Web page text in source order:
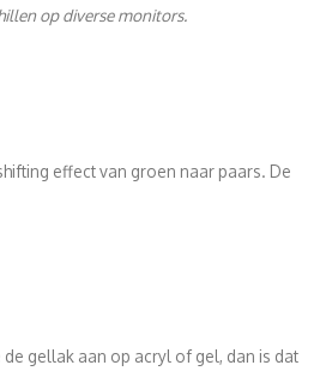
op diverse monitors.
effect van groen naar paars. De
gellak aan op acryl of gel, dan is dat